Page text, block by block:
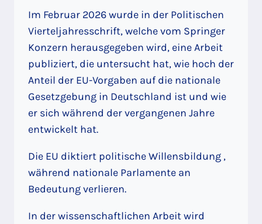
Im Februar 2026 wurde in der Politischen
Vierteljahresschrift, welche vom Springer
Konzern herausgegeben wird, eine Arbeit
publiziert, die untersucht hat, wie hoch der
Anteil der EU-Vorgaben auf die nationale
Gesetzgebung in Deutschland ist und wie
er sich während der vergangenen Jahre
entwickelt hat.
Die EU diktiert politische Willensbildung ,
während nationale Parlamente an
Bedeutung verlieren.
In der wissenschaftlichen Arbeit wird